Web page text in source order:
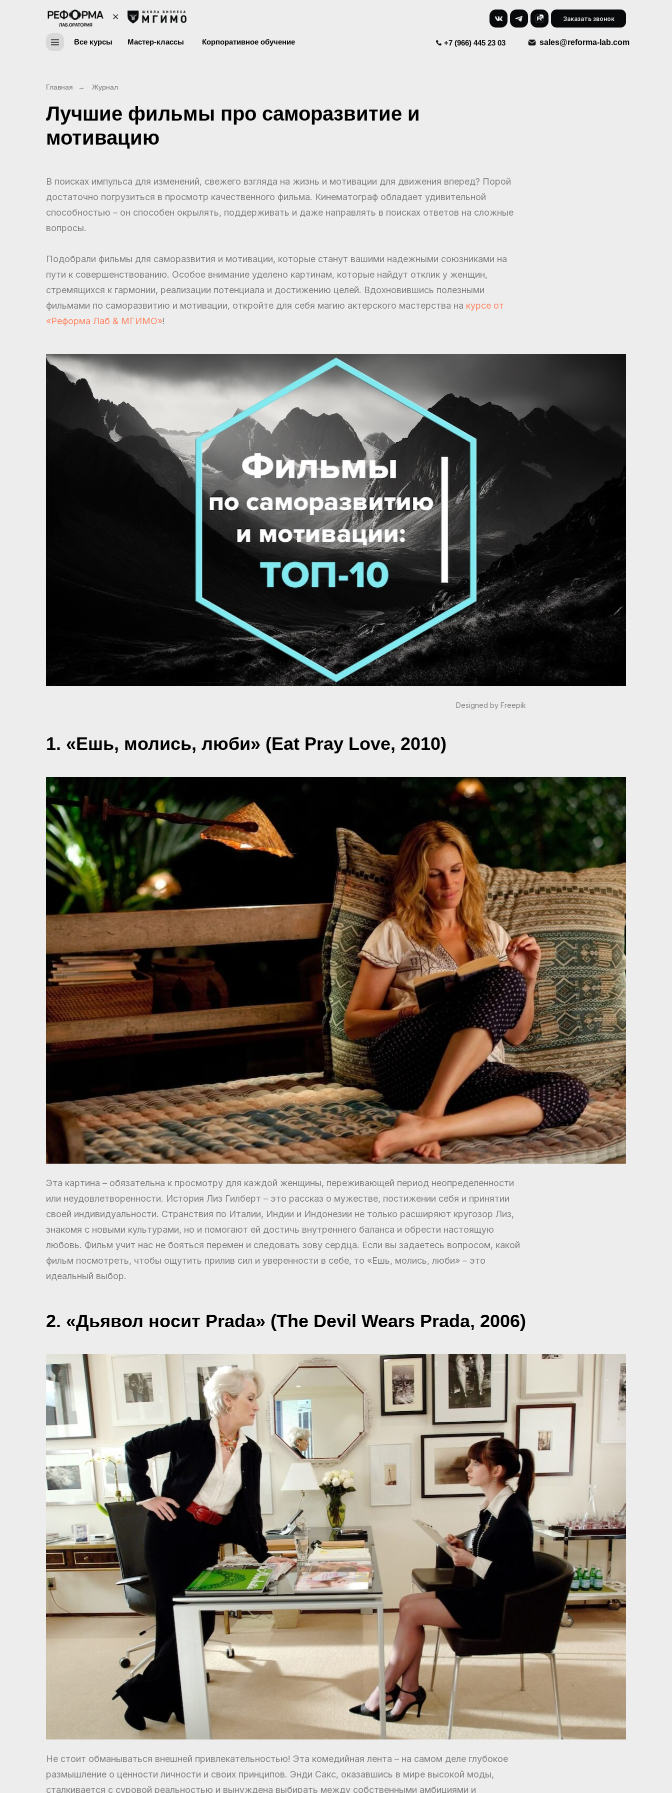
Заказать звонок
Все курсы Мастер-классы Корпоративное обучение +7 (966) 445 23 03 sales@reforma-lab.com
Главная → Журнал
Лучшие фильмы про саморазвитие и
мотивацию
В поисках импульса для изменений, свежего взгляда на жизнь и мотивации для движения вперед? Порой
достаточно погрузиться в просмотр качественного фильма. Кинематограф обладает удивительной
способностью – он способен окрылять, поддерживать и даже направлять в поисках ответов на сложные
вопросы.
Подобрали фильмы для саморазвития и мотивации, которые станут вашими надежными союзниками на
пути к совершенствованию. Особое внимание уделено картинам, которые найдут отклик у женщин,
стремящихся к гармонии, реализации потенциала и достижению целей. Вдохновившись полезными
фильмами по саморазвитию и мотивации, откройте для себя магию актерского мастерства на курсе от
«Реформа Лаб & МГИМО»!
Designed by Freepik
1. «Ешь, молись, люби» (Eat Pray Love, 2010)
Эта картина – обязательна к просмотру для каждой женщины, переживающей период неопределенности
или неудовлетворенности. История Лиз Гилберт – это рассказ о мужестве, постижении себя и принятии
своей индивидуальности. Странствия по Италии, Индии и Индонезии не только расширяют кругозор Лиз,
знакомя с новыми культурами, но и помогают ей достичь внутреннего баланса и обрести настоящую
любовь. Фильм учит нас не бояться перемен и следовать зову сердца. Если вы задаетесь вопросом, какой
фильм посмотреть, чтобы ощутить прилив сил и уверенности в себе, то «Ешь, молись, люби» – это
идеальный выбор.
2. «Дьявол носит Prada» (The Devil Wears Prada, 2006)
Не стоит обманываться внешней привлекательностью! Эта комедийная лента – на самом деле глубокое
размышление о ценности личности и своих принципов. Энди Сакс, оказавшись в мире высокой моды,
сталкивается с суровой реальностью и вынуждена выбирать между собственными амбициями и